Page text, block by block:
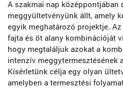
A szakmai nap középpontjában
meggyültetvényünk állt, amely
egyik meghatározó projektje.
fajta és öt alany kombinációját
hogy megtaláljuk azokat a
intenzív meggytermesztésének
Kísérletünk célja egy olyan
amelyben a termesztési